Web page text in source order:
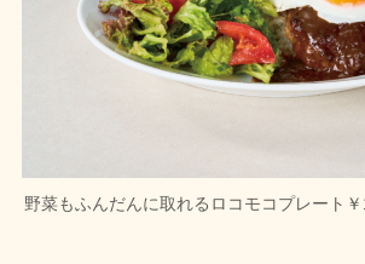
野菜もふんだんに取れるロコモコプレート